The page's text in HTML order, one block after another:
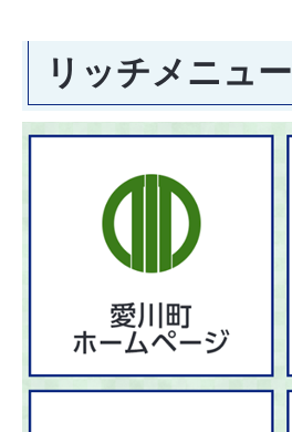
リッチメニュー